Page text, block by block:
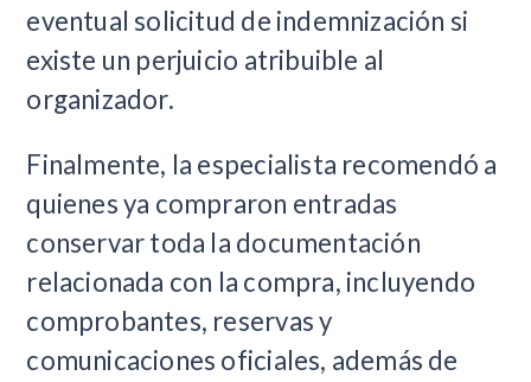
eventual solicitud de indemnización si
existe un perjuicio atribuible al
organizador.
Finalmente, la especialista recomendó a
quienes ya compraron entradas
conservar toda la documentación
relacionada con la compra, incluyendo
comprobantes, reservas y
comunicaciones oficiales, además de